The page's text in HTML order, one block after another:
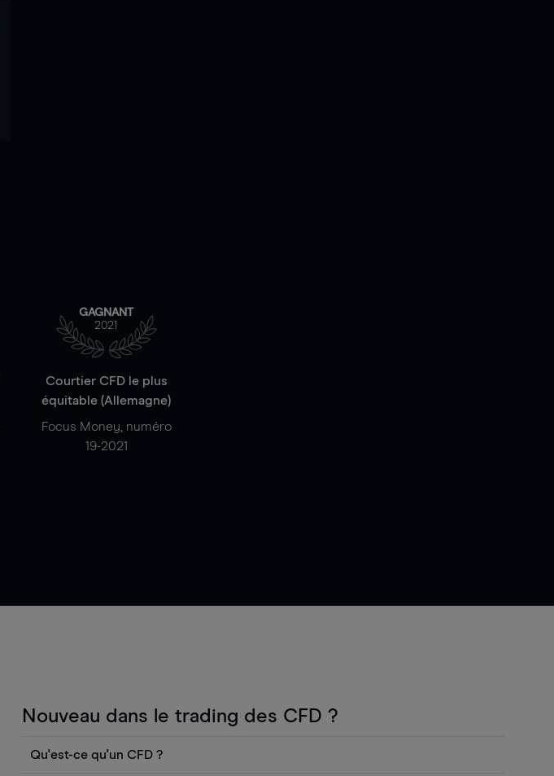
GAGNANT
2021
Courtier CFD le plus
équitable (Allemagne)
Focus Money, numéro
19-2021
Nouveau dans le trading des CFD ?
Qu'est-ce qu'un CFD ?